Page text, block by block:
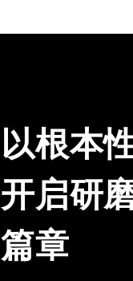
以根本
开启研
篇章